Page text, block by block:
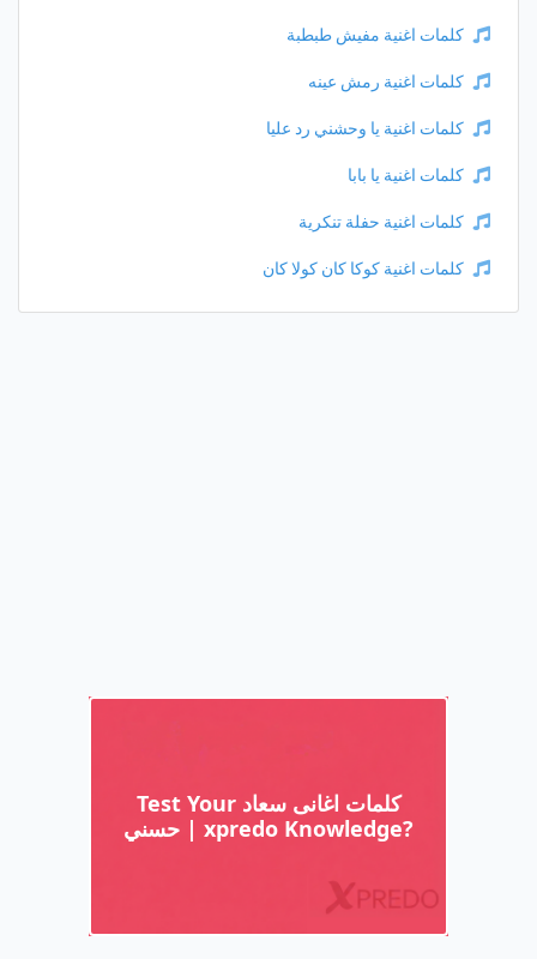
كلمات اغنية مفيش طبطبة
كلمات اغنية رمش عينه
كلمات اغنية يا وحشني رد عليا
كلمات اغنية يا بابا
كلمات اغنية حفلة تنكرية
كلمات اغنية كوكا كان كولا كان